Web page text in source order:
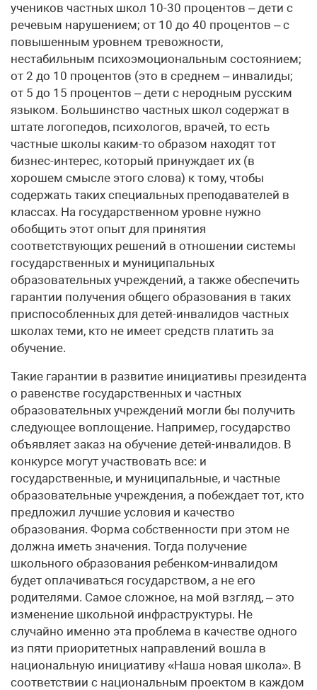
учеников частных школ 10-30 процентов – дети с
речевым нарушением; от 10 до 40 процентов – с
повышенным уровнем тревожности,
нестабильным психоэмоциональным состоянием;
от 2 до 10 процентов (это в среднем – инвалиды;
от 5 до 15 процентов – дети с неродным русским
языком. Большинство частных школ содержат в
штате логопедов, психологов, врачей, то есть
частные школы каким-то образом находят тот
бизнес-интерес, который принуждает их (в
хорошем смысле этого слова) к тому, чтобы
содержать таких специальных преподавателей в
классах. На государственном уровне нужно
обобщить этот опыт для принятия
соответствующих решений в отношении системы
государственных и муниципальных
образовательных учреждений, а также обеспечить
гарантии получения общего образования в таких
приспособленных для детей-инвалидов частных
школах теми, кто не имеет средств платить за
обучение.
Такие гарантии в развитие инициативы президента
о равенстве государственных и частных
образовательных учреждений могли бы получить
следующее воплощение. Например, государство
объявляет заказ на обучение детей-инвалидов. В
конкурсе могут участвовать все: и
государственные, и муниципальные, и частные
образовательные учреждения, а побеждает тот, кто
предложил лучшие условия и качество
образования. Форма собственности при этом не
должна иметь значения. Тогда получение
школьного образования ребенком-инвалидом
будет оплачиваться государством, а не его
родителями. Самое сложное, на мой взгляд, – это
изменение школьной инфраструктуры. Не
случайно именно эта проблема в качестве одного
из пяти приоритетных направлений вошла в
национальную инициативу «Наша новая школа». В
соответствии с национальным проектом в каждом